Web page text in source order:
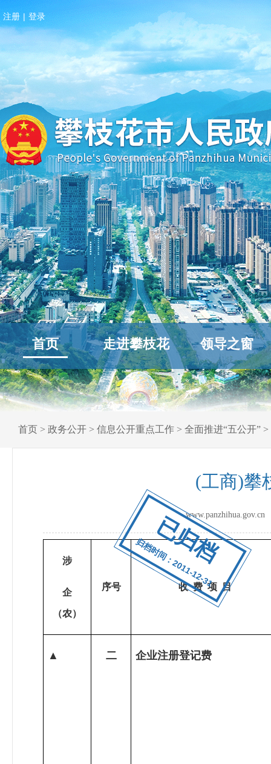
已归档
归档时间：2011-12-31
注册 | 登录
首页 走进攀枝花 领导之窗
首页 > 政务公开 > 信息公开重点工作 > 全面推进“五公开” >
(工商)攀
涉
企
（农）
序号 收 费 项 目
▲ 二 企业注册登记费